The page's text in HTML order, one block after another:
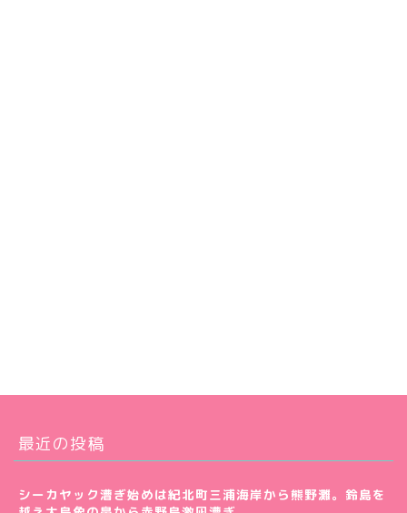
最近の投稿
シーカヤック漕ぎ始めは紀北町三浦海岸から熊野灘。鈴島を